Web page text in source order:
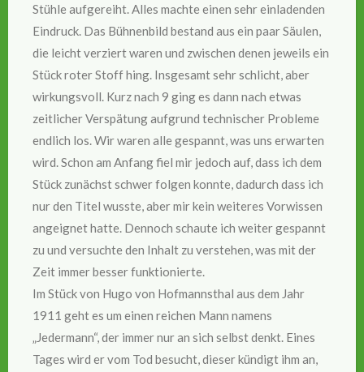
Stühle aufgereiht. Alles machte einen sehr einladenden
Eindruck. Das Bühnenbild bestand aus ein paar Säulen,
die leicht verziert waren und zwischen denen jeweils ein
Stück roter Stoff hing. Insgesamt sehr schlicht, aber
wirkungsvoll. Kurz nach 9 ging es dann nach etwas
zeitlicher Verspätung aufgrund technischer Probleme
endlich los. Wir waren alle gespannt, was uns erwarten
wird. Schon am Anfang fiel mir jedoch auf, dass ich dem
Stück zunächst schwer folgen konnte, dadurch dass ich
nur den Titel wusste, aber mir kein weiteres Vorwissen
angeignet hatte. Dennoch schaute ich weiter gespannt
zu und versuchte den Inhalt zu verstehen, was mit der
Zeit immer besser funktionierte.
Im Stück von Hugo von Hofmannsthal aus dem Jahr
1911 geht es um einen reichen Mann namens
„Jedermann“, der immer nur an sich selbst denkt. Eines
Tages wird er vom Tod besucht, dieser kündigt ihm an,